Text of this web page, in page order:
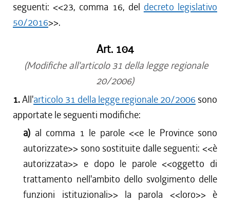
seguenti: <<23, comma 16, del decreto legislativo
50/2016>>.
Art. 104
(Modifiche all'articolo 31 della legge regionale
20/2006)
1.All'articolo 31 della legge regionale 20/2006 sono
apportate le seguenti modifiche:
a) al comma 1 le parole <<e le Province sono
autorizzate>> sono sostituite dalle seguenti: <<è
autorizzata>> e dopo le parole <<oggetto di
trattamento nell'ambito dello svolgimento delle
funzioni istituzionali>> la parola <<loro>> è